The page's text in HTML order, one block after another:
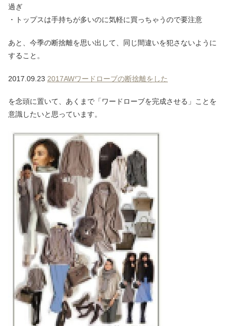
過ぎ
・トップスは手持ちが多いのに気軽に買っちゃうので要注意
あと、今季の断捨離を思い出して、同じ間違いを犯さないように
すること。
2017.09.23 2017AWワードローブの断捨離をした
を念頭に置いて、あくまで「ワードローブを完成させる」ことを
意識したいと思っています。